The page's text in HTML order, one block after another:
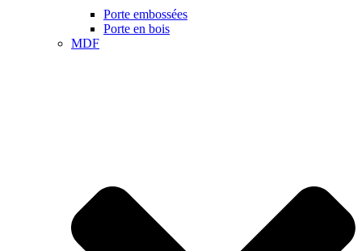
Porte embossées
Porte en bois
MDF